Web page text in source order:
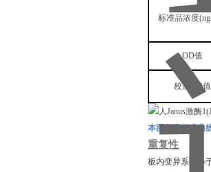
标准品浓度
OD值
校正 OD值
本图所示标准曲
重复性
板内变异系数小